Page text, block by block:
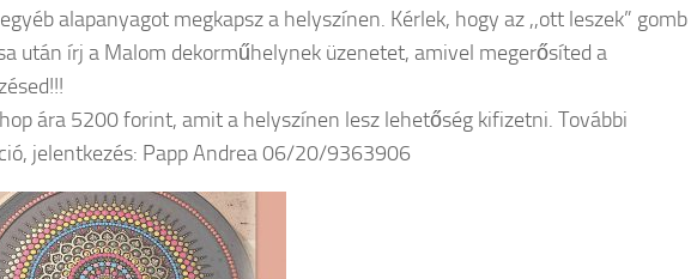
alapanyagot megkapsz a helyszínen. Kérlek, hogy az ,,ott leszek” gomb
után írj a Malom dekorműhelynek üzenetet, amivel megerősíted a
ára 5200 forint, amit a helyszínen lesz lehetőség kifizetni. További
jelentkezés: Papp Andrea 06/20/9363906